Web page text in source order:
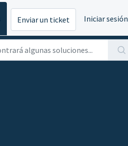
Enviar un ticket Iniciar sesión